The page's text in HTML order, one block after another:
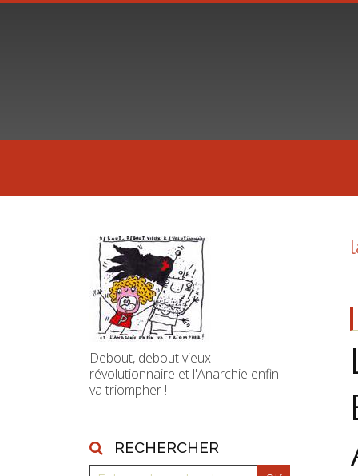
Debout, debout vieux
révolutionnaire et l'Anarchie enfin
va triompher !
RECHERCHER